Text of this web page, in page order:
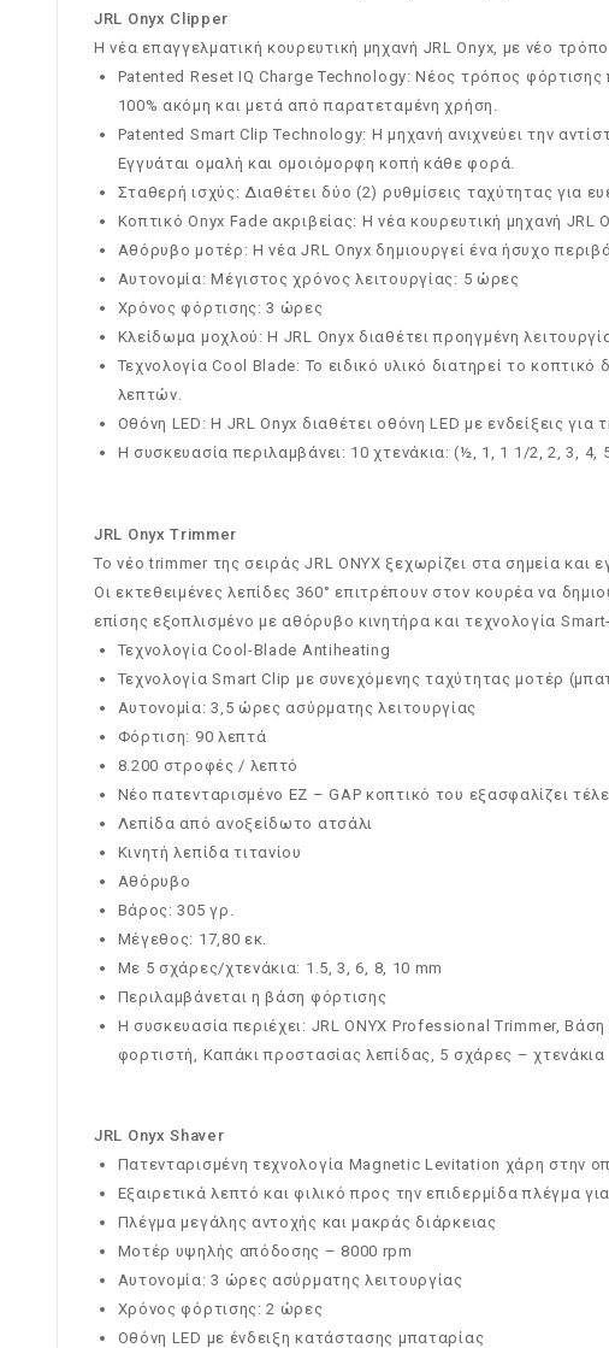
JRL Onyx Clipper
Η νέα επαγγελματική κουρευτική μηχανή JRL Onyx, με νέο
Patented Reset IQ Charge Technology: Νέος τρόπος
100% ακόμη και μετά από παρατεταμένη χρήση.
Patented Smart Clip Technology: Η μηχανή ανιχνεύει την
Εγγυάται ομαλή και ομοιόμορφη κοπή κάθε φορά.
Σταθερή ισχύς: Διαθέτει δύο (2) ρυθμίσεις ταχύτητας για
Κοπτικό Onyx Fade ακριβείας: Η νέα κουρευτική μηχανή
Αθόρυβο μοτέρ: Η νέα JRL Onyx δημιουργεί ένα ήσυχο
Αυτονομία: Μέγιστος χρόνος λειτουργίας: 5 ώρες
Χρόνος φόρτισης: 3 ώρες
Κλείδωμα μοχλού: Η JRL Onyx διαθέτει προηγμένη
Τεχνολογία Cool Blade: Το ειδικό υλικό διατηρεί το
λεπτών.
Οθόνη LED: Η JRL Onyx διαθέτει οθόνη LED με ενδείξεις
Η συσκευασία περιλαμβάνει: 10 χτενάκια: (½, 1, 1 1/2, 2, 3,
JRL Onyx Trimmer
Το νέο trimmer της σειράς JRL ONYX ξεχωρίζει στα σημεία και
Οι εκτεθειμένες λεπίδες 360° επιτρέπουν στον κουρέα να
επίσης εξοπλισμένο με αθόρυβο κινητήρα και τεχνολογία
Τεχνολογία Cool-Blade Antiheating
Τεχνολογία Smart Clip με συνεχόμενης ταχύτητας μοτέρ
Αυτονομία: 3,5 ώρες ασύρματης λειτουργίας
Φόρτιση: 90 λεπτά
8.200 στροφές / λεπτό
Νέο πατενταρισμένο EZ – GAP κοπτικό του εξασφαλίζει
Λεπίδα από ανοξείδωτο ατσάλι
Κινητή λεπίδα τιτανίου
Αθόρυβο
Bάρος: 305 γρ.
Μέγεθος: 17,80 εκ.
Με 5 σχάρες/χτενάκια: 1.5, 3, 6, 8, 10 mm
Περιλαμβάνεται η βάση φόρτισης
Η συσκευασία περιέχει: JRL ONYX Professional Trimmer,
φορτιστή, Καπάκι προστασίας λεπίδας, 5 σχάρες – χτενάκια
JRL Onyx Shaver
Πατενταρισμένη τεχνολογία Magnetic Levitation χάρη στην
Εξαιρετικά λεπτό και φιλικό προς την επιδερμίδα πλέγμα
Πλέγμα μεγάλης αντοχής και μακράς διάρκειας
Μοτέρ υψηλής απόδοσης – 8000 rpm
Αυτονομία: 3 ώρες ασύρματης λειτουργίας
Χρόνος φόρτισης: 2 ώρες
Οθόνη LED με ένδειξη κατάστασης μπαταρίας